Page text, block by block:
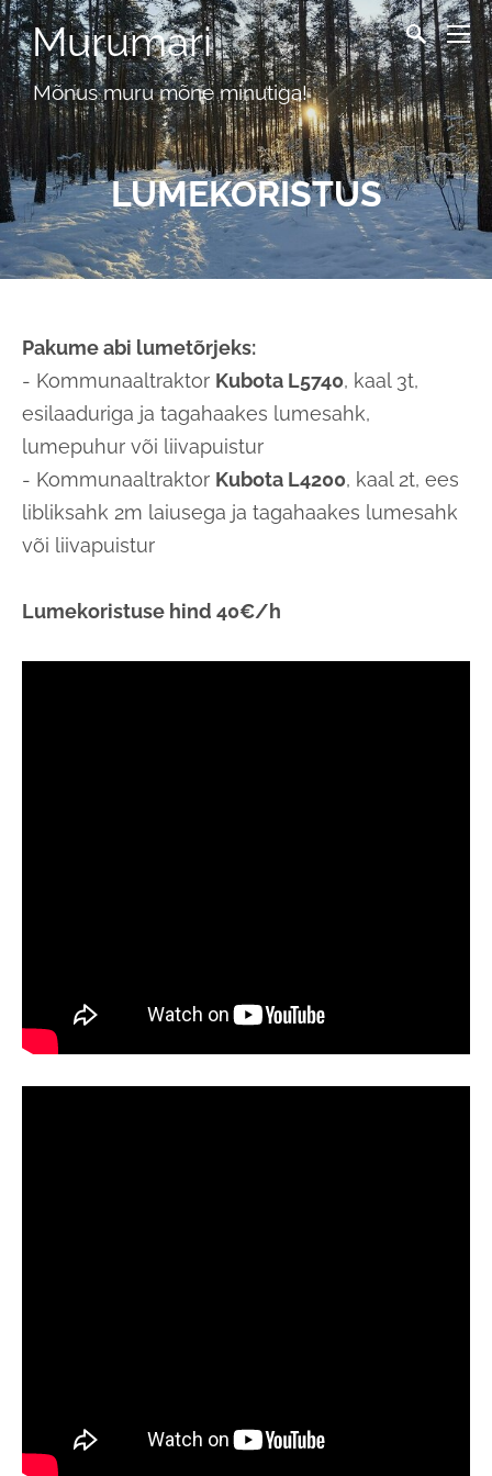
Murumari
Mõnus muru mõne minutiga!
LUMEKORISTUS
Pakume abi lumetõrjeks:
- Kommunaaltraktor Kubota L5740, kaal 3t,
esilaaduriga ja tagahaakes lumesahk,
lumepuhur või liivapuistur
- Kommunaaltraktor Kubota L4200, kaal 2t, ees
libliksahk 2m laiusega ja tagahaakes lumesahk
või liivapuistur
Lumekoristuse hind 40€/h